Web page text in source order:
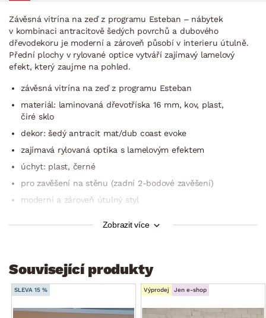
Závěsná vitrína na zeď z programu Esteban – nábytek
v kombinaci antracitově šedých povrchů a dubového
dřevodekoru je moderní a zároveň působí v interieru útulně.
Přední plochy v rylované optice vytváří zajímavý lamelový
efekt, který zaujme na pohled.
závěsná vitrína na zeď z programu Esteban
materiál: laminovaná dřevotříska 16 mm, kov, plast,
čiré sklo
dekor: šedý antracit mat/dub coast evoke
zajímavá rylovaná optika s lamelovým efektem
úchyt: plast, černé
pro zavěšení na stěnu (zadní 2-bodové zavěšení)
moderní a zároveň útulný styl
1 x pravé dveře (úložný prostor, 2 x police)
certifikát výrobku FSC (dřevěný materiál pocházející
z ekologicky obhospodařených certifikovaných le­sů)
dodáváno bez osvětlení
Zobrazit více
Související produkty
SLEVA 15 % Výprodej Jen e-shop